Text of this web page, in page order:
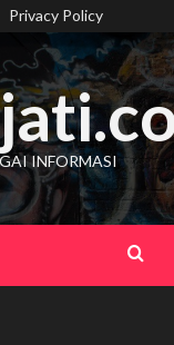
Privacy Policy
INFORMASI